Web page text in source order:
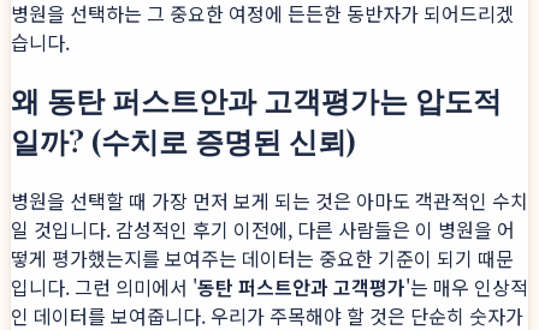
병원을 선택하는 그 중요한 여정에 든든한 동반자가 되어드리겠
습니다.
왜 동탄 퍼스트안과 고객평가는 압도적
일까? (수치로 증명된 신뢰)
병원을 선택할 때 가장 먼저 보게 되는 것은 아마도 객관적인 수치
일 것입니다. 감성적인 후기 이전에, 다른 사람들은 이 병원을 어
떻게 평가했는지를 보여주는 데이터는 중요한 기준이 되기 때문
입니다. 그런 의미에서 '동탄 퍼스트안과 고객평가'는 매우 인상적
인 데이터를 보여줍니다. 우리가 주목해야 할 것은 단순히 숫자가